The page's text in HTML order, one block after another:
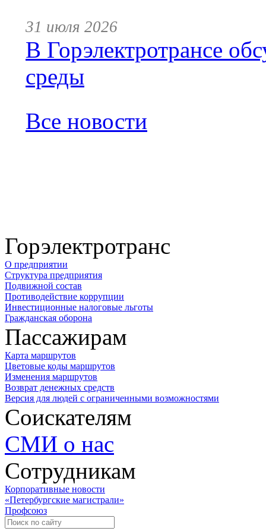
31 июля 2026
В Горэлектротрансе
среды
Все новости
Горэлектротранс
О предприятии
Структура предприятия
Подвижной состав
Противодействие коррупции
Инвестиционные налоговые льготы
Гражданская оборона
Пассажирам
Карта маршрутов
Цветовые коды маршрутов
Изменения маршрутов
Возврат денежных средств
Версия для людей с ограниченными возможностями
Соискателям
СМИ о нас
Сотрудникам
Корпоративные новости
«Петербургские магистрали»
Профсоюз